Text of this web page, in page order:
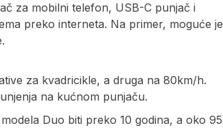
za mobilni telefon, USB-C punjač i
preko interneta. Na primer, moguće je
za kvadricikle, a druga na 80km/h.
na kućnom punjaču.
Duo biti preko 10 godina, a oko 95